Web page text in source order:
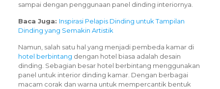
sampai dengan penggunaan panel dinding interiornya.
Baca Juga: Inspirasi Pelapis Dinding untuk Tampilan
Dinding yang Semakin Artistik
Namun, salah satu hal yang menjadi pembeda kamar di
hotel berbintang dengan hotel biasa adalah desain
dinding. Sebagian besar hotel berbintang menggunakan
panel untuk interior dinding kamar. Dengan berbagai
macam corak dan warna untuk mempercantik bentuk